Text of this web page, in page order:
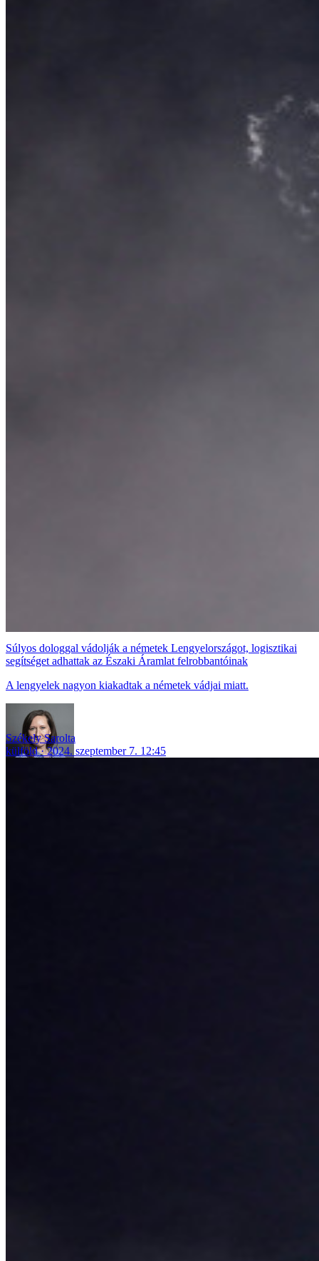
Súlyos dologgal vádolják a németek Lengyelországot, logisztikai
segítséget adhattak az Északi Áramlat felrobbantóinak
A lengyelek nagyon kiakadtak a németek vádjai miatt.
Székely Sarolta
külföld
2024. szeptember 7. 12:45